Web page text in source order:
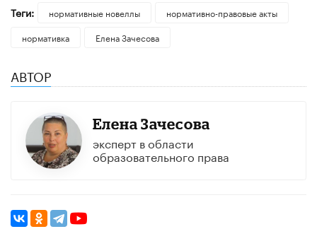
Теги: нормативные новеллы
нормативно-правовые акты
нормативка
Елена Зачесова
АВТОР
Елена Зачесова
эксперт в области
образовательного права